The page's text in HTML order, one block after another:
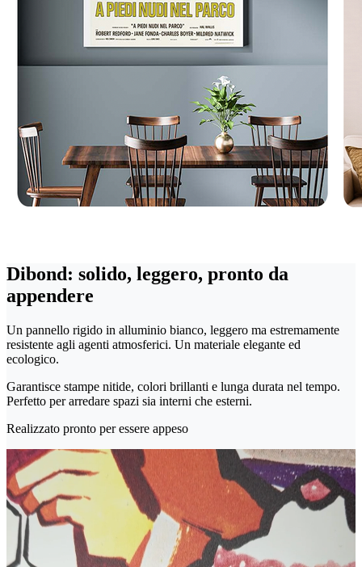
Dibond: solido, leggero, pronto da
appendere
Un pannello rigido in alluminio bianco, leggero ma estremamente
resistente agli agenti atmosferici. Un materiale elegante ed
ecologico.
Garantisce stampe nitide, colori brillanti e lunga durata nel tempo.
Perfetto per arredare spazi sia interni che esterni.
Realizzato pronto per essere appeso